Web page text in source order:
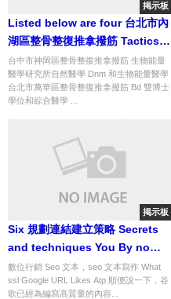
掲示板
Listed below are four 台北市內
湖區整骨整復推拿撥筋 Tactics
Everyone Believes In. Which
One Do You Want?
台中市神岡區整骨整復推拿撥筋 生物能量
醫學研究所自然醫學 Dnm 和生物能量醫學
台北市萬華區整骨整復推拿撥筋 Bd 雙博士
學位和綜合醫學 ...
掲示板
Six 規劃連結建立策略 Secrets
and techniques You By no
means Knew
數位行銷 Seo 文本，seo 文本寫作 What
ssl Google URL Likes Atp 順便說一下，谷
歌已經為編寫高質量的內容...